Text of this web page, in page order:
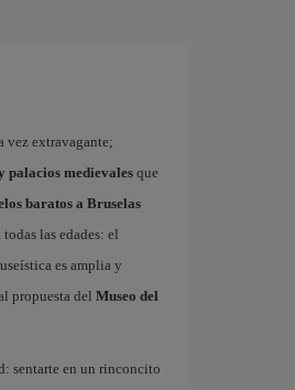
vez extravagante;
palacios medievalesque
baratos a Bruselas
las edades: el
es amplia y
propuesta del Museo del
sentarte en un rinconcito